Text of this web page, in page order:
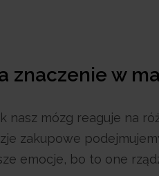
znaczenie w
nasz mózg reaguje na
zakupowe
emocje, bo to one